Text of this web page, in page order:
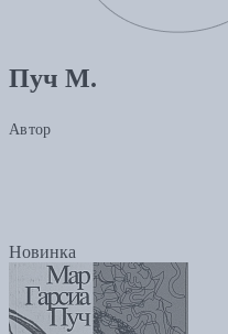
Пуч М.
Автор
Новинка